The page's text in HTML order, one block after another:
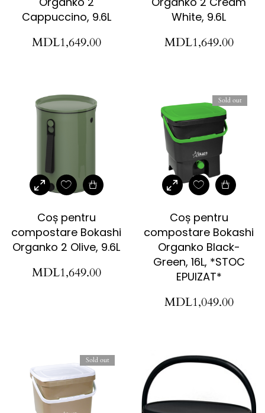
Cappuccino, 9.6L
MDL1,649.00
White, 9.6L
MDL1,649.00
Coș pentru
compostare Bokashi
Organko 2 Olive, 9.6L
MDL1,649.00
Sold out
Coș pentru
compostare Bokashi
Organko Black-
Green, 16L, *STOC
EPUIZAT*
MDL1,049.00
Sold out